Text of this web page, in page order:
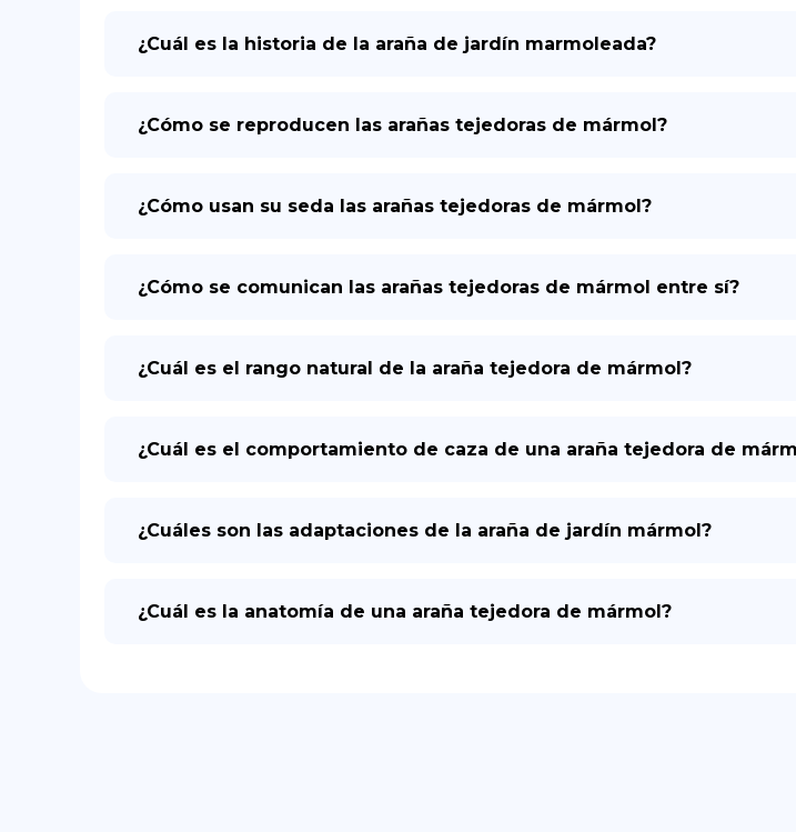
¿Cuál es la historia de la araña de jardín marmoleada?
¿Cómo se reproducen las arañas tejedoras de mármol?
¿Cómo usan su seda las arañas tejedoras de mármol?
¿Cómo se comunican las arañas tejedoras de mármol entre sí?
¿Cuál es el rango natural de la araña tejedora de mármol?
¿Cuál es el comportamiento de caza de una araña tejedora de
¿Cuáles son las adaptaciones de la araña de jardín mármol?
¿Cuál es la anatomía de una araña tejedora de mármol?